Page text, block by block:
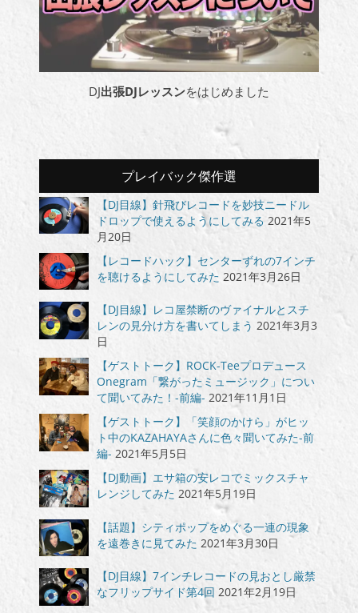
DJ出張DJレッスンをはじめました
プレイバック傑作選
【DJ目線】針飛びレコードを妙技ニードル
ドロップで使えるようにしてみる 2021年5
月20日
【レコードハック】センターずれの7インチ
を聴けるようにしてみた 2021年3月26日
【DJ目線】レコ屋禁断のヴァイナルとスチ
レンの見分け方を書いてしまう 2021年3月3
日
【ゲストトーク】ROCK-Teeプロデュース
Onegram「繋がったミュージック」につい
て聞いてみた！-前編- 2021年11月1日
【ゲストトーク】「笑顔のかけら」がヒッ
ト中のKAZAHAYAさんに色々聞いてみた-前
編- 2021年5月5日
【DJ動画】エサ箱の安レコでミックスチャ
レンジしてみた 2021年5月19日
【話題】シティポップをめぐる一連の現象
を遠巻きに見てみた 2021年3月30日
【DJ目線】7インチレコードの見おとし厳禁
なフリップサイド第4回 2021年2月19日